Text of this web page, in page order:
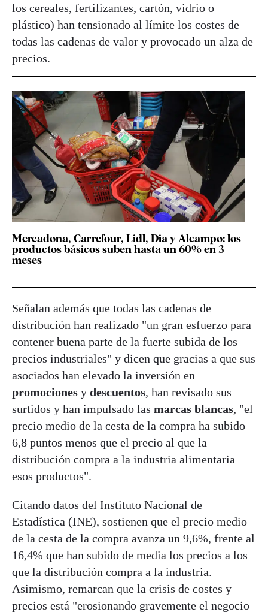
los cereales, fertilizantes, cartón, vidrio o
plástico) han tensionado al límite los costes de
todas las cadenas de valor y provocado un alza de
precios.
Mercadona, Carrefour, Lidl, Dia y Alcampo: los
productos básicos suben hasta un 60% en 3
meses
Señalan además que todas las cadenas de
distribución han realizado "un gran esfuerzo para
contener buena parte de la fuerte subida de los
precios industriales" y dicen que gracias a que sus
asociados han elevado la inversión en
promociones y descuentos, han revisado sus
surtidos y han impulsado las marcas blancas, "el
precio medio de la cesta de la compra ha subido
6,8 puntos menos que el precio al que la
distribución compra a la industria alimentaria
esos productos".
Citando datos del Instituto Nacional de
Estadística (INE), sostienen que el precio medio
de la cesta de la compra avanza un 9,6%, frente al
16,4% que han subido de media los precios a los
que la distribución compra a la industria.
Asimismo, remarcan que la crisis de costes y
precios está "erosionando gravemente el negocio